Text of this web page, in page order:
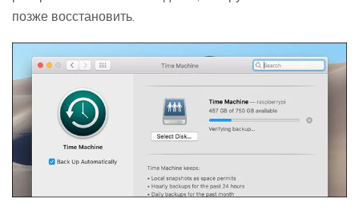
позже восстановить.